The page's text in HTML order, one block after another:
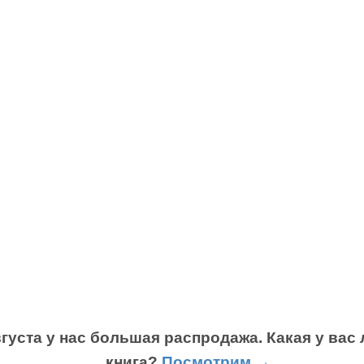
у нас большая распродажа. Какая у